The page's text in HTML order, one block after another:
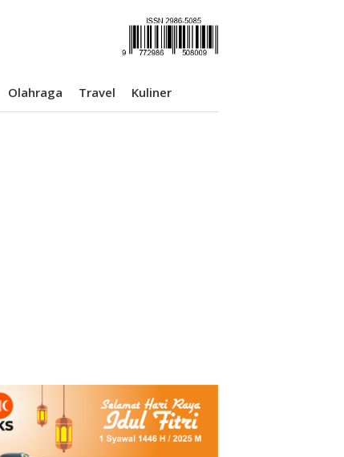
Olahraga Travel Kuliner